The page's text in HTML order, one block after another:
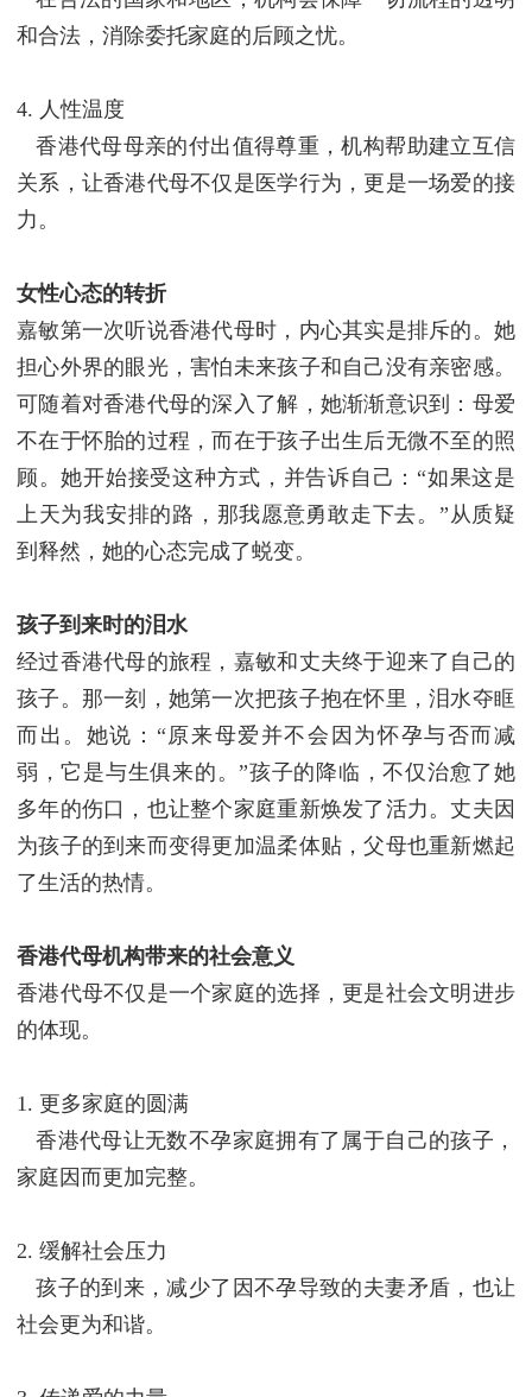
和合法，消除委托家庭的后顾之忧。
4. 人性温度
香港代母母亲的付出值得尊重，机构帮助建立互信
关系，让香港代母不仅是医学行为，更是一场爱的接
力。
女性心态的转折
嘉敏第一次听说香港代母时，内心其实是排斥的。她
担心外界的眼光，害怕未来孩子和自己没有亲密感。
可随着对香港代母的深入了解，她渐渐意识到：母爱
不在于怀胎的过程，而在于孩子出生后无微不至的照
顾。她开始接受这种方式，并告诉自己：“如果这是
上天为我安排的路，那我愿意勇敢走下去。”从质疑
到释然，她的心态完成了蜕变。
孩子到来时的泪水
经过香港代母的旅程，嘉敏和丈夫终于迎来了自己的
孩子。那一刻，她第一次把孩子抱在怀里，泪水夺眶
而出。她说：“原来母爱并不会因为怀孕与否而减
弱，它是与生俱来的。”孩子的降临，不仅治愈了她
多年的伤口，也让整个家庭重新焕发了活力。丈夫因
为孩子的到来而变得更加温柔体贴，父母也重新燃起
了生活的热情。
香港代母机构带来的社会意义
香港代母不仅是一个家庭的选择，更是社会文明进步
的体现。
1. 更多家庭的圆满
香港代母让无数不孕家庭拥有了属于自己的孩子，
家庭因而更加完整。
2. 缓解社会压力
孩子的到来，减少了因不孕导致的夫妻矛盾，也让
社会更为和谐。